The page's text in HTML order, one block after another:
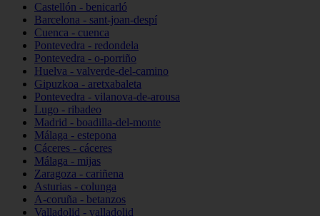
Castellón - benicarló
Barcelona - sant-joan-despí
Cuenca - cuenca
Pontevedra - redondela
Pontevedra - o-porriño
Huelva - valverde-del-camino
Gipuzkoa - aretxabaleta
Pontevedra - vilanova-de-arousa
Lugo - ribadeo
Madrid - boadilla-del-monte
Málaga - estepona
Cáceres - cáceres
Málaga - mijas
Zaragoza - cariñena
Asturias - colunga
A-coruña - betanzos
Valladolid - valladolid